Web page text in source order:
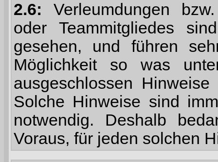
2.6: Verleumdungen
oder Teammitgliedes
gesehen, und führen
Möglichkeit so was
ausgeschlossen
Solche Hinweise sind
notwendig. Deshalb
Voraus, für jeden solchen